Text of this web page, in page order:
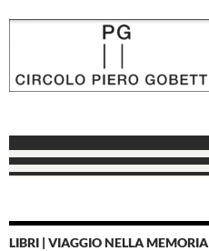
LIBRI | VIAGGIO NELLA MEMORIA